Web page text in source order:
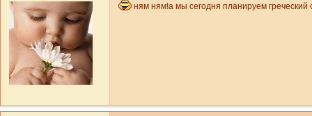
ням ням!а мы сегодня планируем греческий